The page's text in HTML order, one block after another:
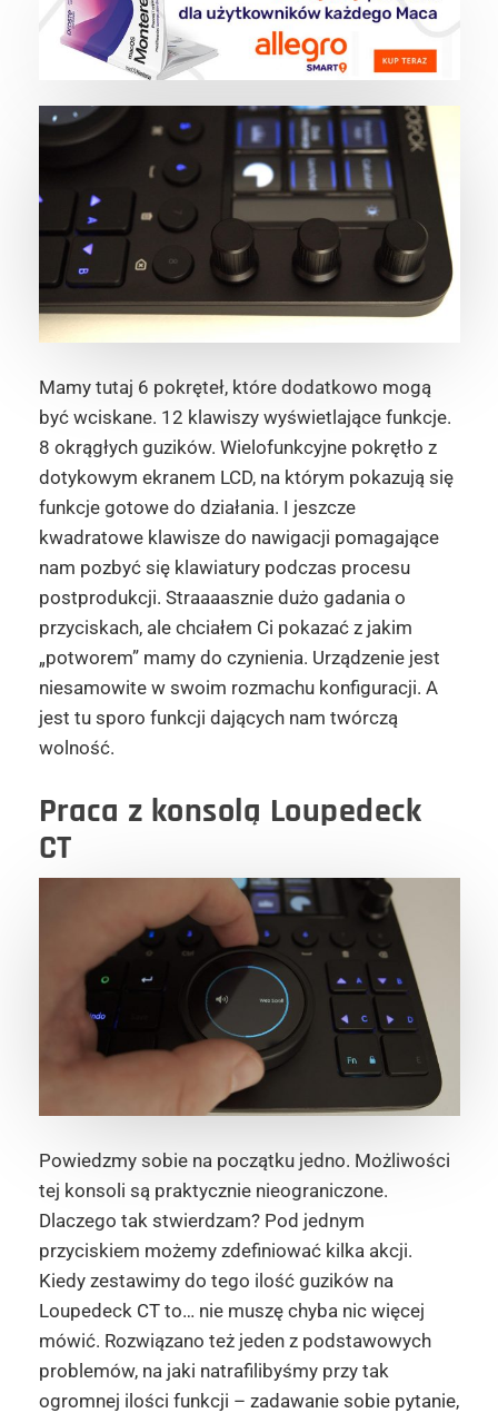
Mamy tutaj 6 pokręteł, które dodatkowo mogą
być wciskane. 12 klawiszy wyświetlające funkcje.
8 okrągłych guzików. Wielofunkcyjne pokrętło z
dotykowym ekranem LCD, na którym pokazują się
funkcje gotowe do działania. I jeszcze
kwadratowe klawisze do nawigacji pomagające
nam pozbyć się klawiatury podczas procesu
postprodukcji. Straaaasznie dużo gadania o
przyciskach, ale chciałem Ci pokazać z jakim
„potworem” mamy do czynienia. Urządzenie jest
niesamowite w swoim rozmachu konfiguracji. A
jest tu sporo funkcji dających nam twórczą
wolność.
Praca z konsolą Loupedeck
CT
Powiedzmy sobie na początku jedno. Możliwości
tej konsoli są praktycznie nieograniczone.
Dlaczego tak stwierdzam? Pod jednym
przyciskiem możemy zdefiniować kilka akcji.
Kiedy zestawimy do tego ilość guzików na
Loupedeck CT to… nie muszę chyba nic więcej
mówić. Rozwiązano też jeden z podstawowych
problemów, na jaki natrafilibyśmy przy tak
ogromnej ilości funkcji – zadawanie sobie pytanie,